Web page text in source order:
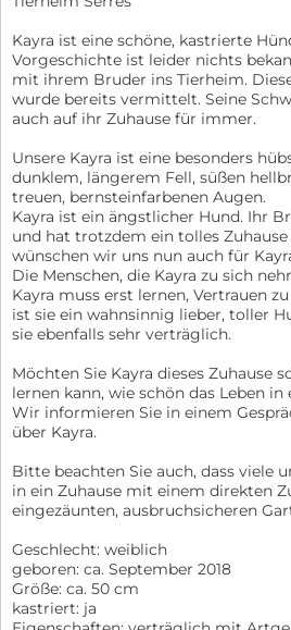
Kayra ist eine schöne, kastrierte
Vorgeschichte ist leider nichts
mit ihrem Bruder ins Tierheim.
wurde bereits vermittelt. Seine
auch auf ihr Zuhause für immer.
Unsere Kayra ist eine besonders
dunklem, längerem Fell, süßen
treuen, bernsteinfarbenen Augen.
Kayra ist ein ängstlicher Hund. Ihr
und hat trotzdem ein tolles
wünschen wir uns nun auch für
Die Menschen, die Kayra zu sich
Kayra muss erst lernen, Vertrauen
ist sie ein wahnsinnig lieber, toller
sie ebenfalls sehr verträglich.
Möchten Sie Kayra dieses Zuhause
lernen kann, wie schön das Leben
Wir informieren Sie in einem
über Kayra.
Bitte beachten Sie auch, dass viele
in ein Zuhause mit einem direkten
eingezäunten, ausbruchsicheren
Geschlecht: weiblich
geboren: ca. September 2018
Größe: ca. 50 cm
kastriert: ja